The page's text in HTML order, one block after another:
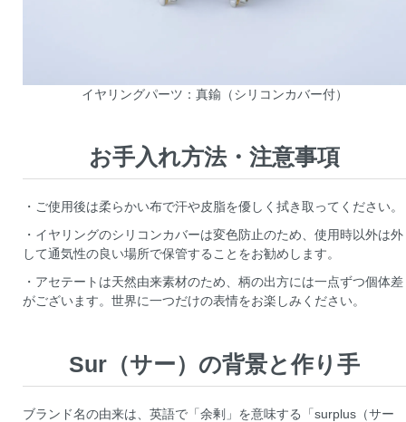
イヤリングパーツ：真鍮（シリコンカバー付）
お手入れ方法・注意事項
・ご使用後は柔らかい布で汗や皮脂を優しく拭き取ってください。
・イヤリングのシリコンカバーは変色防止のため、使用時以外は外
して通気性の良い場所で保管することをお勧めします。
・アセテートは天然由来素材のため、柄の出方には一点ずつ個体差
がございます。世界に一つだけの表情をお楽しみください。
Sur（サー）の背景と作り手
ブランド名の由来は、英語で「余剰」を意味する「surplus（サー